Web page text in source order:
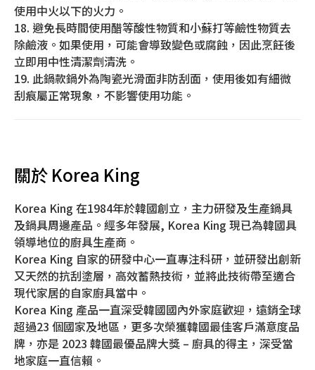
使用中火以下的火力。
18. 避免長時間使用醋等酸性物質和小蘇打等鹼性物質去
除鹼液。如果使用，可能會導致變色或腐蝕，因此烹飪後
立即用中性清潔劑清洗。
19. 此鍋款鍋外為陶瓷光滑面非防刮面，使用後如有細微
刮痕屬正常現象，不影響使用功能。
關於 Korea King
Korea King 在1984年於韓國創立，主力研發及生產鍋具
及鍋具周邊產品。經多年發展, Korea King 現已為韓國具
領導地位的廚具生產商。
Korea King 自家的研發中心一直專注科研，並研發出創新
又天然的抗刮塗層，高效蓄熱技術，並將此技術帶至適合
現代家居的自家廚具當中。
Korea King 產品一直深受韓國國內外家庭歡迎，遠銷全球
超過23 個國家及地區，更多次榮獲韓國最佳客戶滿意度品
牌，亦是 2023 韓國最優品牌大獎 – 廚具的得主，深受當
地家庭一直信賴。